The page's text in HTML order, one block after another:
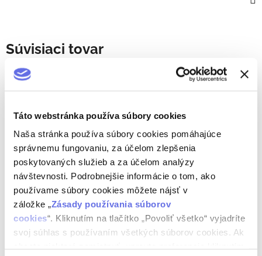
Táto webstránka používa súbory cookies
Naša stránka používa súbory cookies pomáhajúce
správnemu fungovaniu, za účelom zlepšenia
poskytovaných služieb a za účelom analýzy
návštevnosti. Podrobnejšie informácie o tom, ako
používame súbory cookies môžete nájsť v
záložke „Zásady používania súborov
cookies“. Kliknutím na tlačítko „Povoliť všetko“ vyjadríte
svoj súhlas s používaním všetkých súborov cookies. Ak
Súvisiaci tovar
Koniferum borovička s
brusnicami 37,5% 0,7 l
Skladom
Koniferum borovička s
limetkou 37,5% 0,7 l
Skladom